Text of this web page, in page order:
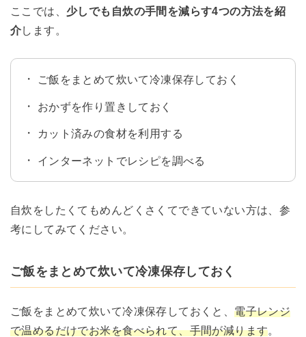
ここでは、 少しでも自炊の手間を減らす4つの方法を紹
介します。
ご飯をまとめて炊いて冷凍保存しておく
おかずを作り置きしておく
カット済みの食材を利用する
インターネットでレシピを調べる
自炊をしたくてもめんどくさくてできていない方は、参
考にしてみてください。
ご飯をまとめて炊いて冷凍保存しておく
ご飯をまとめて炊いて冷凍保存しておくと、電子レンジ
で温めるだけでお米を食べられて、手間が減ります